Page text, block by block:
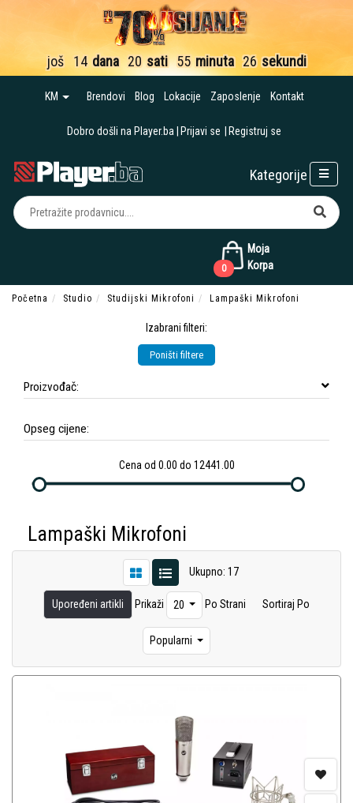
još 14 dana 20 sati 55 minuta 25 sekundi
KM Brendovi Blog Lokacije Zaposlenje Kontakt
Dobro došli na Player.ba Prijavi se Registruj se
Moja
Korpa
0
Kategorije
Početna Studio Studijski Mikrofoni Lampaški Mikrofoni
Izabrani filteri:
Poništi filtere
Proizvođač:
Opseg cijene:
Cena od 0.00 do 12441.00
Lampaški Mikrofoni
Ukupno: 17
Upoređeni artikli Prikaži 20 Po Strani Sortiraj Po
Popularni